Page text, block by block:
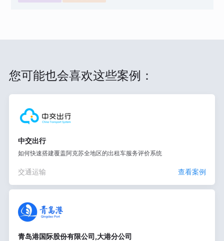
您可能也会喜欢这些案例：
中交出行
如何快速搭建覆盖阿克苏全地区的出租车服务评价系统
交通运输 查看案例
青岛港国际股份有限公司,大港分公司